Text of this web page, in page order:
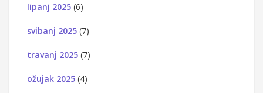
lipanj 2025 (6)
svibanj 2025 (7)
travanj 2025 (7)
ožujak 2025 (4)